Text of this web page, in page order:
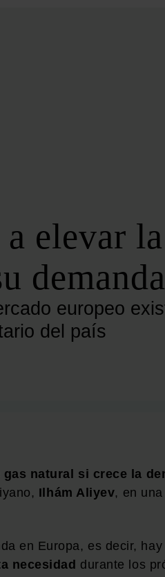
ENERGÉTICA
elevar
demanda
europeo
del país
natural si crece la
Ilhám Aliyev, en
en Europa, es decir, hay
necesidad durante los